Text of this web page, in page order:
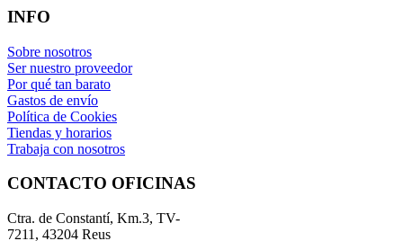
INFO
Sobre nosotros
Ser nuestro proveedor
Por qué tan barato
Gastos de envío
Política de Cookies
Tiendas y horarios
Trabaja con nosotros
CONTACTO OFICINAS
Ctra. de Constantí, Km.3, TV-
7211, 43204 Reus